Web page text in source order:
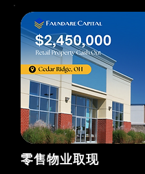
​零售物业取现